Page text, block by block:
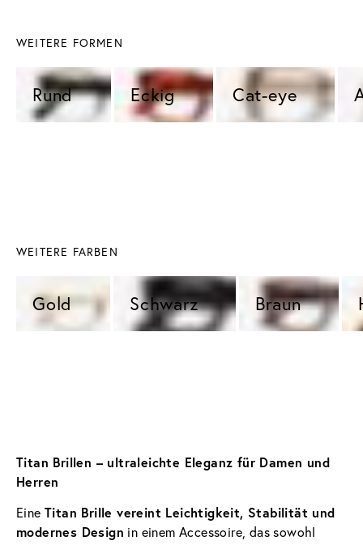
WEITERE FORMEN
Rund Eckig Cat-eye
WEITERE FARBEN
Gold Schwarz Braun
Titan Brillen – ultraleichte Eleganz für Damen und
Herren
Eine Titan Brille vereint Leichtigkeit, Stabilität und
modernes Design in einem Accessoire, das sowohl